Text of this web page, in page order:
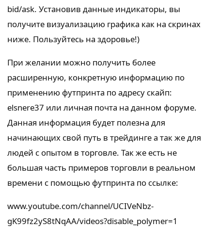
bid/ask. Установив данные индикаторы, вы
получите визуализацию графика как на скринах
ниже. Пользуйтесь на здоровье!)
При желании можно получить более
расширенную, конкретную информацию по
применению футпринта по адресу скайп:
elsnere37 или личная почта на данном форуме.
Данная информация будет полезна для
начинающих свой путь в трейдинге а так же для
людей с опытом в торговле. Так же есть не
большая часть примеров торговли в реальном
времени с помощью футпринта по ссылке:
www.youtube.com/channel/UCIVeNbz-
gK99fz2yS8tNqAA/videos?disable_polymer=1